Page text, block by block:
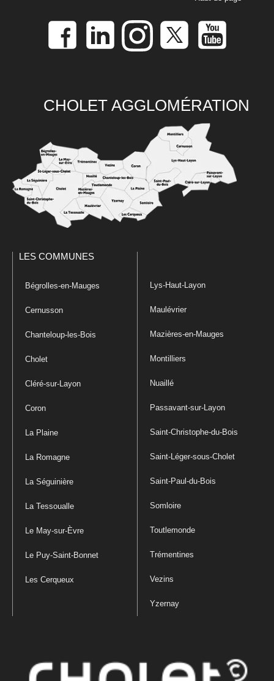
CHOLET AGGLOMÉRATION
LES COMMUNES
Bégrolles-en-Mauges
Cernusson
Chanteloup-les-Bois
Cholet
Cléré-sur-Layon
Coron
La Plaine
La Romagne
La Séguinière
La Tessoualle
Le May-sur-Èvre
Le Puy-Saint-Bonnet
Les Cerqueux
Lys-Haut-Layon
Maulévrier
Mazières-en-Mauges
Montilliers
Nuaillé
Passavant-sur-Layon
Saint-Christophe-du-Bois
Saint-Léger-sous-Cholet
Saint-Paul-du-Bois
Somloire
Toutlemonde
Trémentines
Vezins
Yzernay